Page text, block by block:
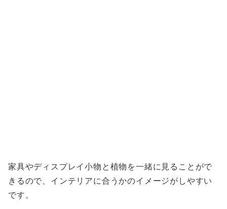
家具やディスプレイ小物と植物を一緒に見ることがで
きるので、インテリアに合うかのイメージがしやすい
です。